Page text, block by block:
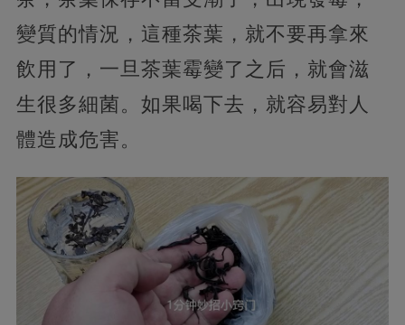
變質的情況，這種茶葉，就不要再拿來
飲用了，一旦茶葉霉變了之后，就會滋
生很多細菌。如果喝下去，就容易對人
體造成危害。